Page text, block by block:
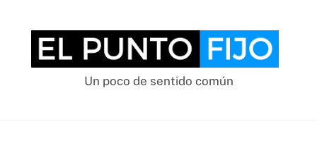
content
Un poco de sentido común